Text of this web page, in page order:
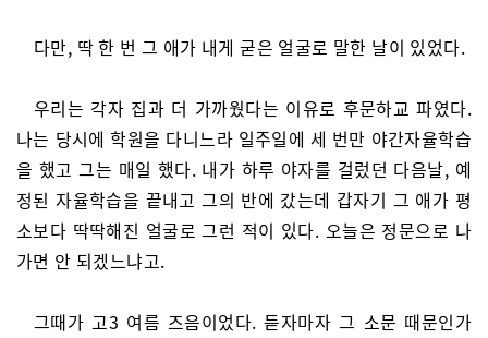
다만, 딱 한 번 그 애가 내게 굳은 얼굴로 말한 날이 있었다.
우리는 각자 집과 더 가까웠다는 이유로 후문하교 파였다.
나는 당시에 학원을 다니느라 일주일에 세 번만 야간자율학습
을 했고 그는 매일 했다. 내가 하루 야자를 걸렀던 다음날, 예
정된 자율학습을 끝내고 그의 반에 갔는데 갑자기 그 애가 평
소보다 딱딱해진 얼굴로 그런 적이 있다. 오늘은 정문으로 나
가면 안 되겠느냐고.
그때가 고3 여름 즈음이었다. 듣자마자 그 소문 때문인가